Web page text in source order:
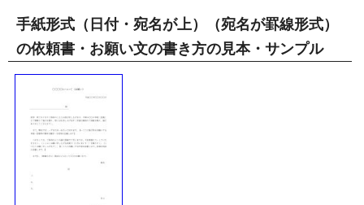
手紙形式（日付・宛名が上）（宛名が罫線形式）
の依頼書・お願い文の書き方の見本・サンプル